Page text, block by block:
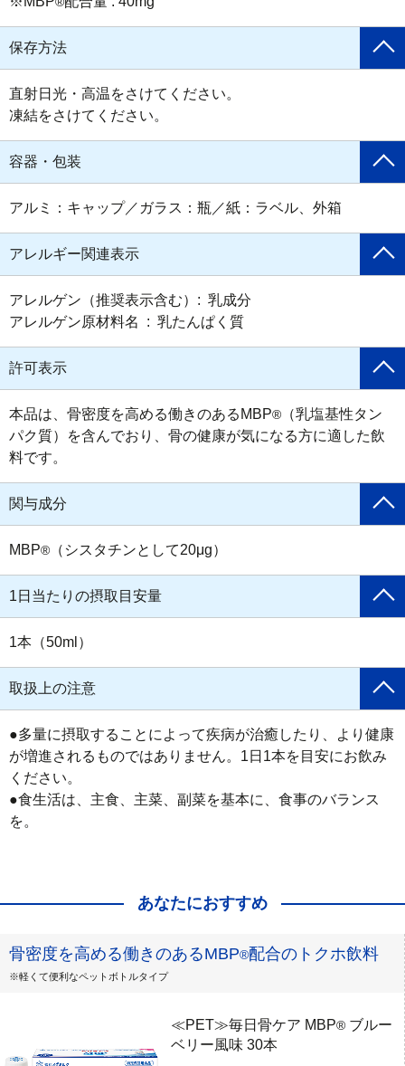
保存方法
直射日光・高温をさけてください。
凍結をさけてください。
容器・包装
アルミ：キャップ／ガラス：瓶／紙：ラベル、外箱
アレルギー関連表示
アレルゲン（推奨表示含む）:  乳成分
アレルゲン原材料名  :  乳たんぱく質
許可表示
本品は、骨密度を高める働きのあるMBP® （乳塩基性タン
パク質）を含んでおり、骨の健康が気になる方に適した飲
料です。
関与成分
MBP® （シスタチンとして20μg）
1日当たりの摂取目安量
1本（50ml）
取扱上の注意
●多量に摂取することによって疾病が治癒したり、より健康
が増進されるものではありません。1日1本を目安にお飲み
ください。
●食生活は、主食、主菜、副菜を基本に、食事のバランス
を。
あなたにおすすめ
骨密度を高める働きのあるMBP®配合のトクホ飲料
※軽くて便利なペットボトルタイプ
≪PET≫毎日骨ケア MBP®ブルー
ベリー風味 30本